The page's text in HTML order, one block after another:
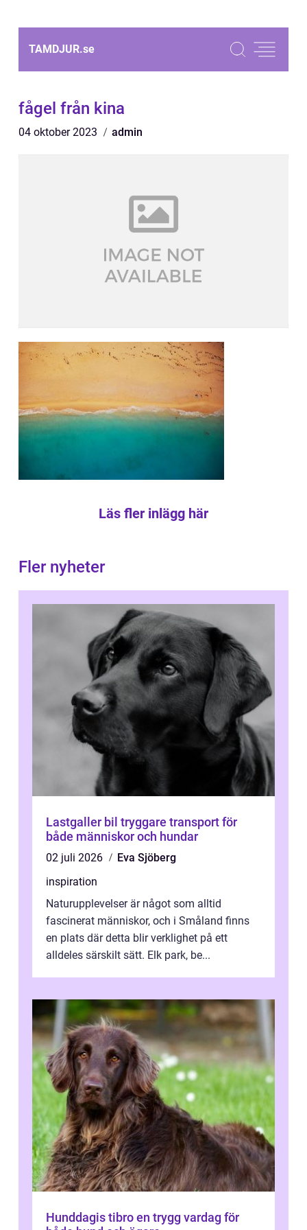
TAMDJUR.se
fågel från kina
04 oktober 2023 admin
Läs fler inlägg här
Fler nyheter
Lastgaller bil tryggare transport för
både människor och hundar
02 juli 2026
Eva Sjöberg
inspiration
Naturupplevelser är något som alltid
fascinerat människor, och i Småland finns
en plats där detta blir verklighet på ett
alldeles särskilt sätt. Elk park, be...
Hunddagis tibro en trygg vardag för